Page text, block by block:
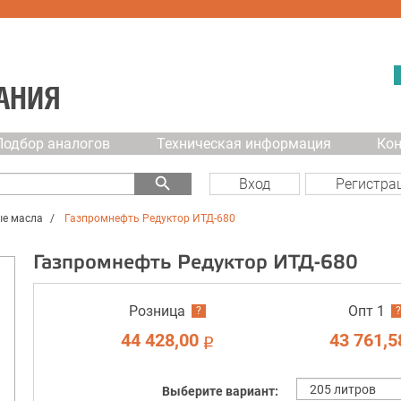
аналогов Техническая информация
search Вход
масла Газпромнефть Редуктор ИТД-680
Газпромнефть Редуктор ИТД-680
Розница ?
44 428,00 i
Опт 1 ?
43
Выберите вариант: